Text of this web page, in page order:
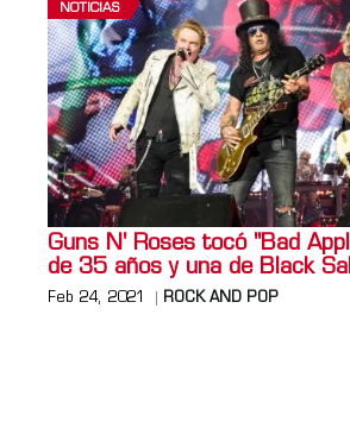
NOTICIAS
Guns N' Roses tocó "Bad
de 35 años y una de Black
Feb 24, 2021 ROCK AND POP